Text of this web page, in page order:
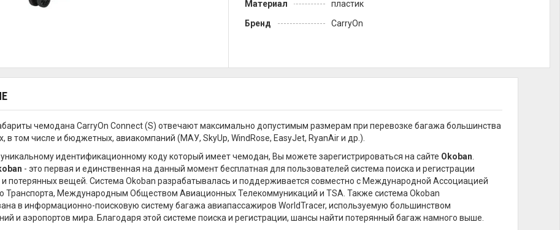
Материал
пластик
Бренд
CarryOn
чемодана CarryOn Connect (S) отвечают максимально допустимым размерам при перевозке багажа большинства
в том числе и бюджетных, авиакомпаний (МАУ, SkyUp, WindRose, EasyJet, RyanAir и др.).
идентификационному коду который имеет чемодан, Вы можете зарегистрироваться на сайте Okoban
- это первая и единственная на данный момент бесплатная для пользователей система поиска и регистрации
потерянных вещей. Система Okoban разрабатывалась и поддерживается совместно с Международной Ассоциацией
Транспорта, Международным Обществом Авиационных Телекоммуникаций и TSA. Также система Okoban
в информационно-поисковую систему багажа авиапассажиров WorldTracer, используемую большинством
и аэропортов мира. Благодаря этой системе поиска и регистрации, шансы найти потерянный багаж намного выше.